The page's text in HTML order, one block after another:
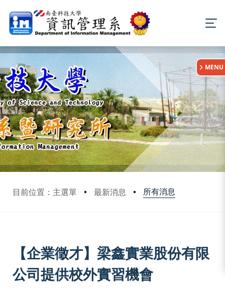
目前位置：主選單 最新消息 所有消息
:::
MENU
【企業徵才】梁鑫實業股份有限
公司提供校外實習機會